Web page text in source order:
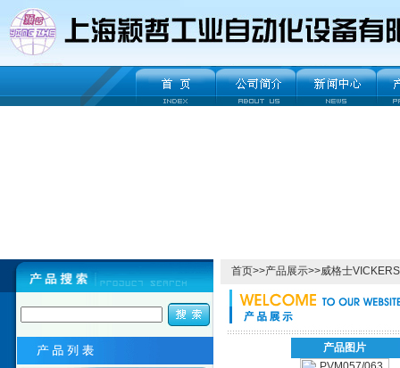
首页>>产品展示>>威格士VICKERS
产品图片